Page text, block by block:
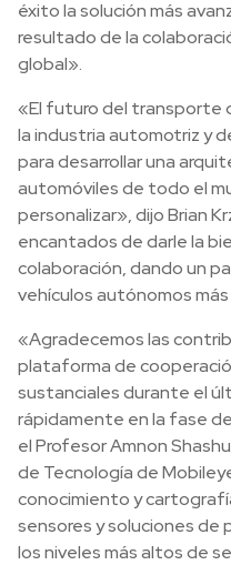
éxito la solución más
resultado de la
global».
«El futuro del transporte
la industria automotriz y
para desarrollar una
automóviles de todo el
personalizar», dijo Brian
encantados de darle la
colaboración, dando un
vehículos autónomos
«Agradecemos las
plataforma de
sustanciales durante el
rápidamente en la fase
el Profesor Amnon
de Tecnología de
conocimiento y
sensores y soluciones de
los niveles más altos de